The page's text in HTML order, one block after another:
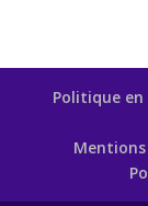
Politique
Mentions